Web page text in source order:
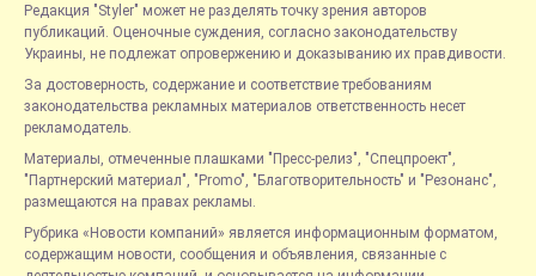
Редакция "Styler" может не разделять точку зрения авторов
публикаций. Оценочные суждения, согласно законодательству
Украины, не подлежат опровержению и доказыванию их правдивости.
За достоверность, содержание и соответствие требованиям
законодательства рекламных материалов ответственность несет
рекламодатель.
Материалы, отмеченные плашками "Пресс-релиз", "Спецпроект",
"Партнерский материал", "Promo", "Благотворительность" и "Резонанс",
размещаются на правах рекламы.
Рубрика «Новости компаний» является информационным форматом,
содержащим новости, сообщения и объявления, связанные с